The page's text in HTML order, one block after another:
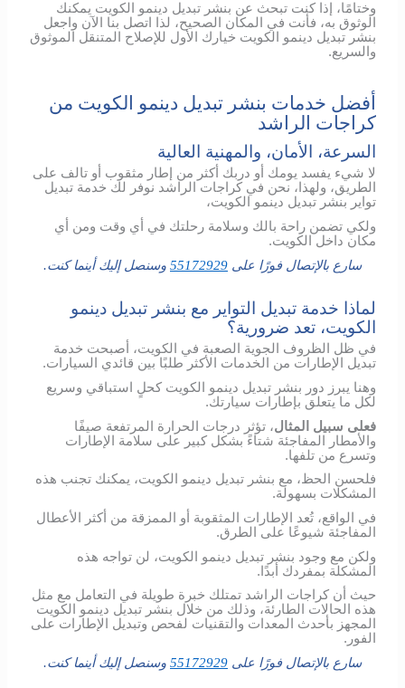
وختامًا، إذا كنت تبحث عن بنشر تبديل دينمو الكويت يمكنك
الوثوق به، فأنت في المكان الصحيح، لذا اتصل بنا الآن واجعل
بنشر تبديل دينمو الكويت خيارك الأول للإصلاح المتنقل الموثوق
والسريع.
أفضل خدمات بنشر تبديل دينمو الكويت من
كراجات الراشد
السرعة، الأمان، والمهنية العالية
لا شيء يفسد يومك أو دربك أكثر من إطار مثقوب أو تالف على
الطريق، ولهذا، نحن في كراجات الراشد نوفر لك خدمة تبديل
تواير بنشر تبديل دينمو الكويت،
ولكي تضمن راحة بالك وسلامة رحلتك في أي وقت ومن أي
مكان داخل الكويت.
سارع بالإتصال فورًا على 55172929 وسنصل إليك أينما كنت.
لماذا خدمة تبديل التواير مع بنشر تبديل دينمو
الكويت، تعد ضرورية؟
في ظل الظروف الجوية الصعبة في الكويت، أصبحت خدمة
تبديل الإطارات من الخدمات الأكثر طلبًا بين قائدي السيارات.
وهنا يبرز دور بنشر تبديل دينمو الكويت كحلٍ استباقي وسريع
لكل ما يتعلق بإطارات سيارتك.
فعلى سبيل المثال، تؤثر درجات الحرارة المرتفعة صيفًا
والأمطار المفاجئة شتاءً بشكل كبير على سلامة الإطارات
وتسرع من تلفها.
فلحسن الحظ، مع بنشر تبديل دينمو الكويت، يمكنك تجنب هذه
المشكلات بسهولة.
في الواقع، تُعد الإطارات المثقوبة أو الممزقة من أكثر الأعطال
المفاجئة شيوعًا على الطرق.
ولكن مع وجود بنشر تبديل دينمو الكويت، لن تواجه هذه
المشكلة بمفردك أبدًا.
حيث أن كراجات الراشد تمتلك خبرة طويلة في التعامل مع مثل
هذه الحالات الطارئة، وذلك من خلال بنشر تبديل دينمو الكويت
المجهز بأحدث المعدات والتقنيات لفحص وتبديل الإطارات على
الفور.
سارع بالإتصال فورًا على 55172929 وسنصل إليك أينما كنت.